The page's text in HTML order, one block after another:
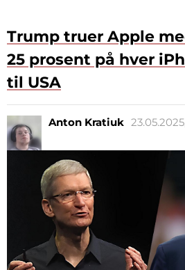
Trump truer Apple
25 prosent på hver
til USA
Anton Kratiuk